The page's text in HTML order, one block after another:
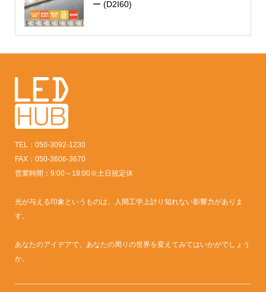
ー (D2I60)
TEL：050-3092-1230
FAX：050-3606-3670
営業時間：9:00～18:00※土日祝定休
光が与える印象というものは、人間工学上計り知れない影響力がありま
す。
あなたのアイデアで、あなたの周りの世界を変えてみてはいかがでしょう
か。